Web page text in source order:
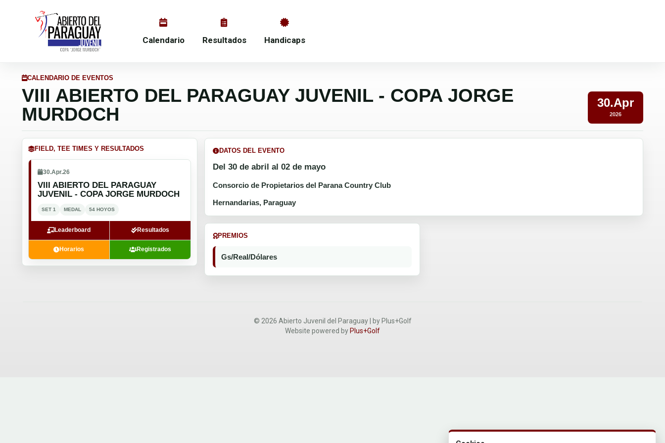
Calendario Resultados Handicaps
CALENDARIO DE EVENTOS
VIII ABIERTO DEL PARAGUAY JUVENIL - COPA JORGE
MURDOCH
30.Apr
2026
FIELD, TEE TIMES Y RESULTADOS
30.Apr.26
VIII ABIERTO DEL PARAGUAY
JUVENIL - COPA JORGE MURDOCH
SET 1 MEDAL 54 HOYOS
Leaderboard Resultados
Horarios Registrados
DATOS DEL EVENTO
Del 30 de abril al 02 de mayo
Consorcio de Propietarios del Parana Country Club
Hernandarias, Paraguay
PREMIOS
Gs/Real/Dólares
© 2026 Abierto Juvenil del Paraguay | by Plus+Golf
Website powered by Plus+Golf